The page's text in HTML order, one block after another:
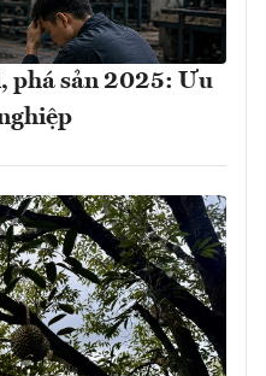
phá sản 2025: Ưu